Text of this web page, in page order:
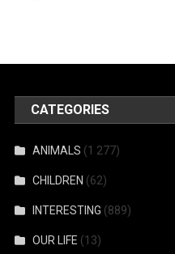
CATEGORIES
ANIMALS (1 277)
CHILDREN (62)
INTERESTING (889)
OUR LIFE (13)